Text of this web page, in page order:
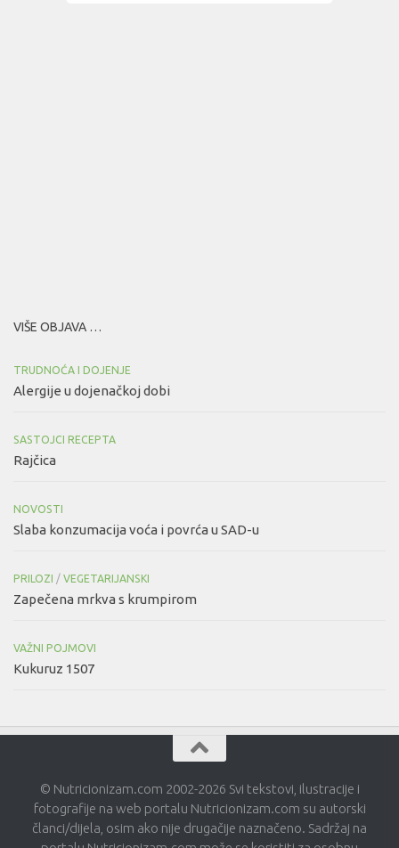
VIŠE OBJAVA …
TRUDNOĆA I DOJENJE
Alergije u dojenačkoj dobi
SASTOJCI RECEPTA
Rajčica
NOVOSTI
Slaba konzumacija voća i povrća u SAD-u
PRILOZI / VEGETARIJANSKI
Zapečena mrkva s krumpirom
VAŽNI POJMOVI
Kukuruz 1507
© Nutricionizam.com 2002-2026 Svi tekstovi, ilustracije i
fotografije na web portalu Nutricionizam.com su autorski
članci/dijela, osim ako nije drugačije naznačeno. Sadržaj na